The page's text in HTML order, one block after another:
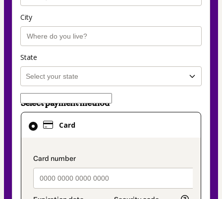
City
State
Select payment method
Card
payment_data.section_title_v2
Card
selected
method